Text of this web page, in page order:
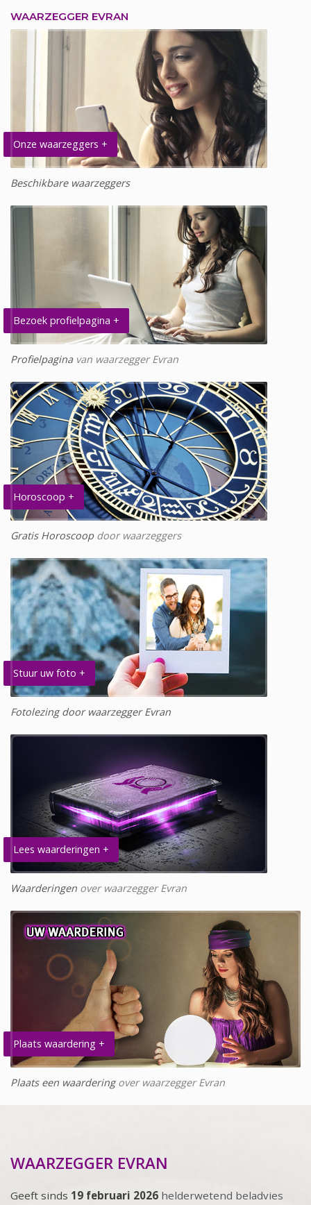
WAARZEGGER EVRAN
Onze waarzeggers +
Beschikbare waarzeggers
Bezoek profielpagina +
Profielpagina van waarzegger Evran
Horoscoop +
Gratis Horoscoopdoor waarzeggers
Stuur uw foto +
Fotolezing door waarzegger Evran
Lees waarderingen +
Waarderingen over waarzegger Evran
Plaats waardering +
Plaats een waarderingover waarzegger Evran
WAARZEGGER EVRAN
Geeft sinds 19 februari 2026 helderwetend beladvies